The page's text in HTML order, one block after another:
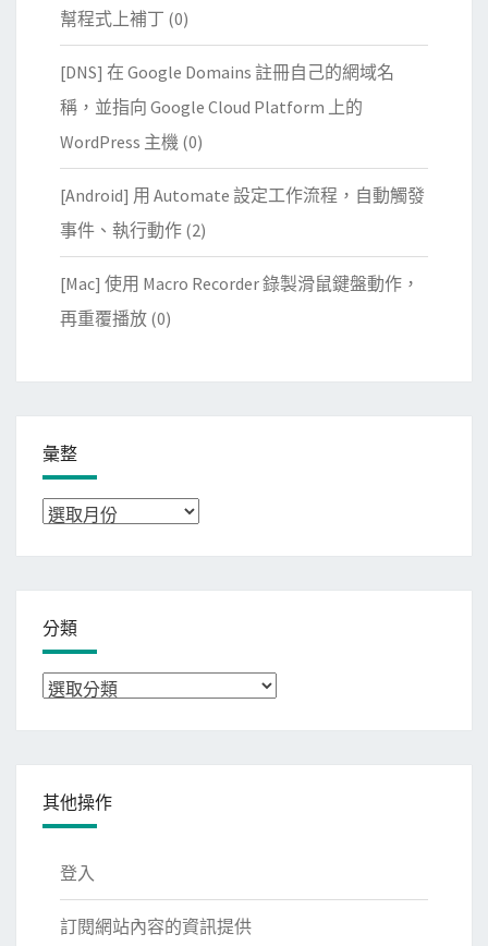
幫程式上補丁 (0)
[DNS] 在 Google Domains 註冊自己的網域名
稱，並指向 Google Cloud Platform 上的
WordPress 主機 (0)
[Android] 用 Automate 設定工作流程，自動觸發
事件、執行動作 (2)
[Mac] 使用 Macro Recorder 錄製滑鼠鍵盤動作，
再重覆播放 (0)
彙整
彙
分類
分
其他操作
登入
訂閱網站內容的資訊提供